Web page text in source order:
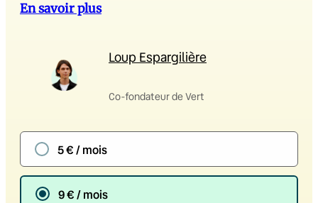
En savoir plus
Loup Espargilière
Co-fondateur de Vert
5 € / mois
9 € / mois